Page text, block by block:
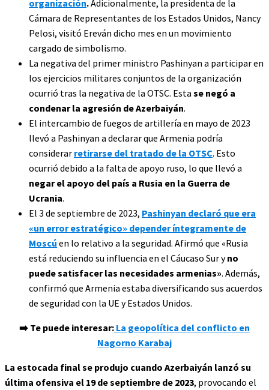
organización.Adicionalmente, la presidenta de la
Cámara de Representantes de los Estados Unidos, Nancy
Pelosi, visitó Ereván dicho mes en un movimiento
cargado de simbolismo.
La negativa del primer ministro Pashinyan a participar en
los ejercicios militares conjuntos de la organización
ocurrió tras la negativa de la OTSC. Esta se negó a
condenar la agresión de Azerbaiyán.
El intercambio de fuegos de artillería en mayo de 2023
llevó a Pashinyan a declarar que Armenia podría
considerar retirarse del tratado de la OTSC. Esto
ocurrió debido a la falta de apoyo ruso, lo que llevó a
negar el apoyo del país a Rusia en la Guerra de
Ucrania.
El 3 de septiembre de 2023, Pashinyan declaró que era
«un error estratégico» depender íntegramente de
Moscú en lo relativo a la seguridad. Afirmó que «Rusia
está reduciendo su influencia en el Cáucaso Sur yno
puede satisfacer las necesidades armenias». Además,
confirmó que Armenia estaba diversificando sus acuerdos
de seguridad con la UE y Estados Unidos.
➡️ Te puede interesar: La geopolítica del conflicto en
Nagorno Karabaj
La estocada final se produjo cuando Azerbaiyán lanzó su
última ofensiva el 19 de septiembre de 2023, provocando el